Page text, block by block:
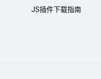
JS插件下载指南